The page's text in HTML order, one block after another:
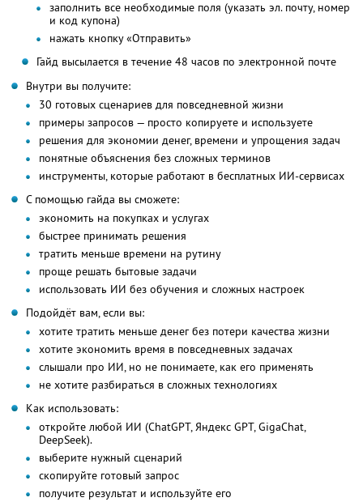
заполнить все необходимые поля (указать эл. почту, номер
и код купона)
нажать кнопку «Отправить»
Гайд высылается в течение 48 часов по электронной почте
Внутри вы получите:
30 готовых сценариев для повседневной жизни
примеры запросов — просто копируете и используете
решения для экономии денег, времени и упрощения задач
понятные объяснения без сложных терминов
инструменты, которые работают в бесплатных ИИ-сервисах
С помощью гайда вы сможете:
экономить на покупках и услугах
быстрее принимать решения
тратить меньше времени на рутину
проще решать бытовые задачи
использовать ИИ без обучения и сложных настроек
Подойдёт вам, если вы:
хотите тратить меньше денег без потери качества жизни
хотите экономить время в повседневных задачах
слышали про ИИ, но не понимаете, как его применять
не хотите разбираться в сложных технологиях
Как использовать:
откройте любой ИИ (ChatGPT, Яндекс GPT, GigaChat,
DeepSeek).
выберите нужный сценарий
скопируйте готовый запрос
получите результат и используйте его